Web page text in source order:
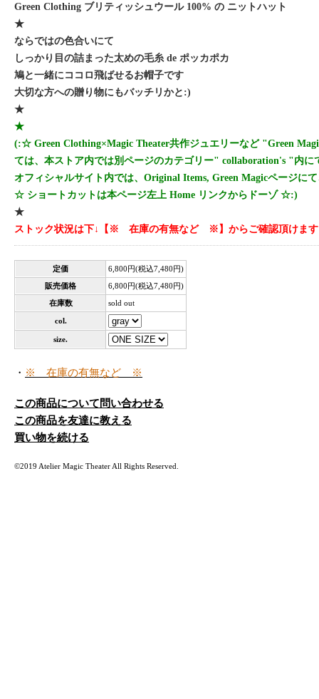
Green Clothing ブリティッシュウール 100% の ニットハット
★
ならではの色合いにて
しっかり目の詰まった太めの毛糸 de ポッカポカ
鳩と一緒にココロ飛ばせるお帽子です
大切な方への贈り物にもバッチリかと:)
★
★
(:☆ Green Clothing×Magic Theater共作ジュエリーなど "Green
ては、本ストア内では別ページのカテゴリー" collaboration's "内に
オフィシャルサイト内では、Original Items, Green Magicページに
☆ ショートカットは本ページ左上 Home リンクからドーゾ ☆:)
★
ストック状況は下↓【※ 在庫の有無など ※】からご確認頂けます
定価
6,800円(税込7,480円)
販売価格
6,800円(税込7,480円)
在庫数
sold out
col.
size.
・ ※ 在庫の有無など ※
この商品について問い合わせる
この商品を友達に教える
買い物を続ける
©2019 Atelier Magic Theater All Rights Reserved.